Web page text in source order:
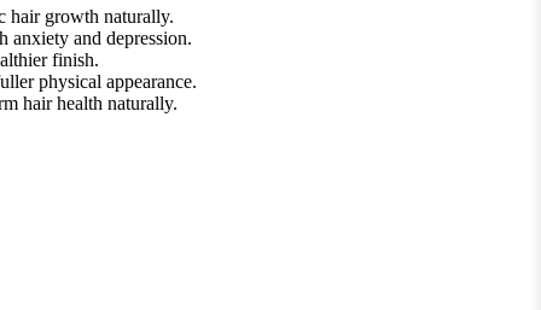
hair growth naturally.
and depression.
finish.
physical appearance.
hair health naturally.